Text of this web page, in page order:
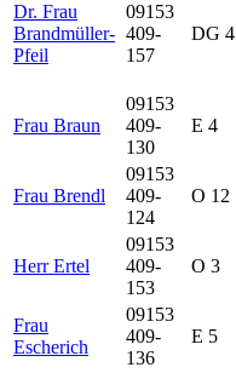
Dr. Frau
Brandmüller-
Pfeil
09153
409-
157
DG 4
Frau Braun
09153
409-
130
E 4
Frau Brendl
09153
409-
124
O 12
Herr Ertel
09153
409-
153
O 3
Frau
Escherich
09153
409-
136
E 5